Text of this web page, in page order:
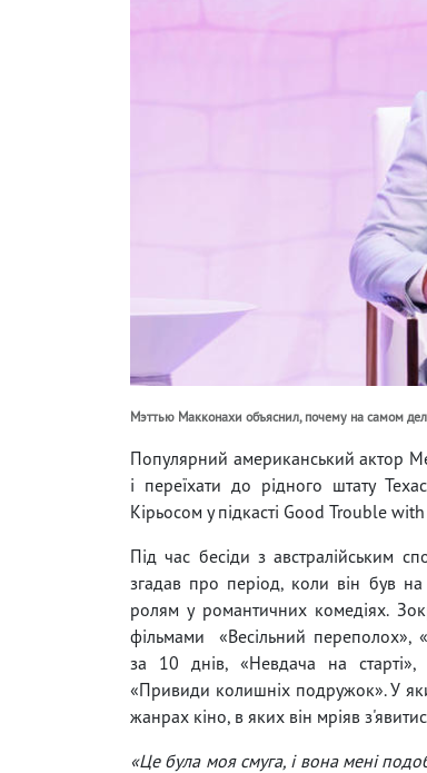
Мэттью Макконахи объяснил, почему на самом
Популярний американський актор
і переїхати до рідного штату
Кірьосом у підкасті Good Trouble
Під час бесіди з австралійським
згадав про період, коли він був на
ролям у романтичних комедіях.
фільмами «Весільний переполох»,
за 10 днів, «Невдача на старті»,
«Привиди колишніх подружок». У
жанрах кіно, в яких він мріяв
«Це була моя смуга, і вона мені